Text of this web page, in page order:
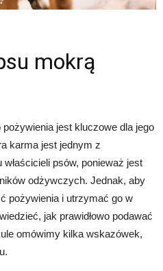
mokrą
jest kluczowe dla jego
karma jest jednym z
psów, ponieważ jest
odżywczych. Jednak, aby
pożywienia i utrzymać go w
jak prawidłowo podawać
omówimy kilka wskazówek,